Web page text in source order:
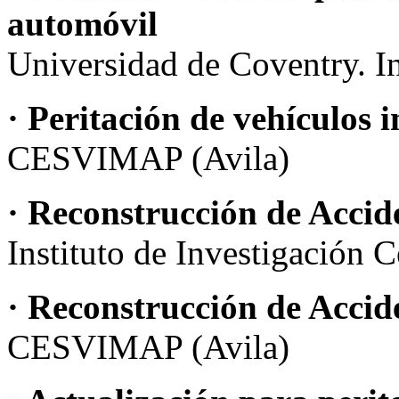
automóvil
Universidad de Coventry.
· Peritación de vehículos
CESVIMAP (Avila)
· Reconstrucción de
Instituto de Investigación
· Reconstrucción de
CESVIMAP (Avila)